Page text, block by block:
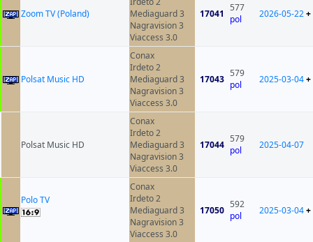
Zoom TV (Poland)
Mediaguard 3
Nagravision 3
Viaccess 3.0
17041
577
pol
2026-05-22+
Polsat Music HD
Conax
Irdeto 2
Mediaguard 3
Nagravision 3
Viaccess 3.0
17043
579
pol
2025-03-04+
Polsat Music HD
Conax
Irdeto 2
Mediaguard 3
Nagravision 3
Viaccess 3.0
17044
579
pol
2025-04-07
Polo TV
Conax
Irdeto 2
Mediaguard 3
Nagravision 3
Viaccess 3.0
17050
592
pol
2025-03-04+